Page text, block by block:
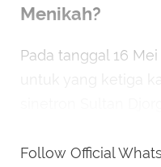
Menikah?
Pada tanggal 16
Follow Official